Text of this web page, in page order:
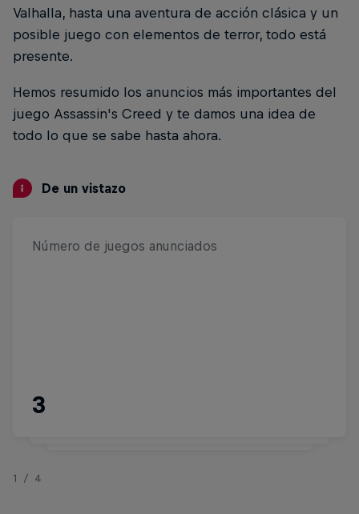
Valhalla, hasta una aventura de acción clásica y un
posible juego con elementos de terror, todo está
presente.
Hemos resumido los anuncios más importantes del
juego Assassin's Creed y te damos una idea de
todo lo que se sabe hasta ahora.
De un vistazo
Número de juegos anunciados
3
1/4